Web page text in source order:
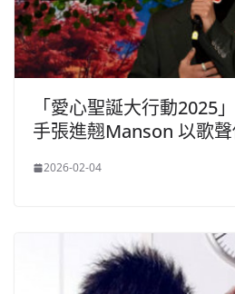
「愛心聖誕大行動
手張進翹Manson 以歌
2026-02-04